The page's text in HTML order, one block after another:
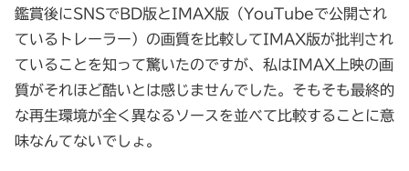
鑑賞後にSNSでBD版とIMAX版（YouTubeで公開され
ているトレーラー）の画質を比較してIMAX版が批判され
ていることを知って驚いたのですが、私はIMAX上映の画
質がそれほど酷いとは感じませんでした。そもそも最終的
な再生環境が全く異なるソースを並べて比較することに意
味なんてないでしょ。